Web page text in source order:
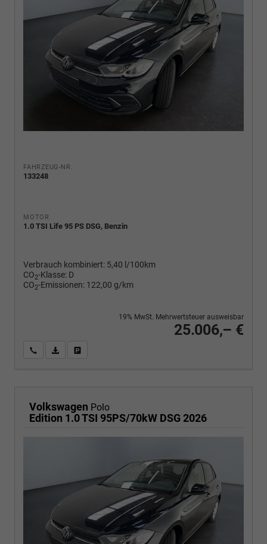
FAHRZEUG-NR.
133248
MOTOR
1.0 TSI Life 95 PS DSG, Benzin
Verbrauch kombiniert: 5,40 l/100km
CO2-Klasse: D
CO2-Emissionen: 122,00 g/km
25.006,– €
19% MwSt. Mehrwertsteuer ausweisbar
Wir rufen Sie anPDF-Fahrzeugexposé drucken
Volkswagen Polo
Edition 1.0 TSI 95PS/70kW DSG 2026